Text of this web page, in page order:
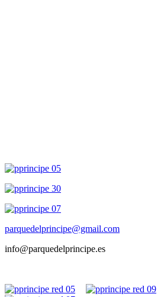
parquedelprincipe@gmail.com
info@parquedelprincipe.es